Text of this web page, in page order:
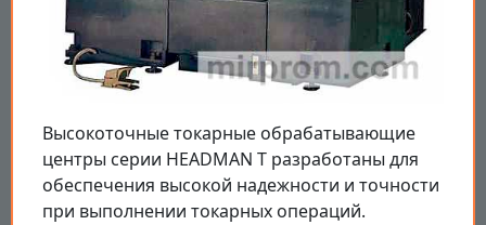
Высокоточные токарные обрабатывающие
центры серии HEADMAN T разработаны для
обеспечения высокой надежности и точности
при выполнении токарных операций.